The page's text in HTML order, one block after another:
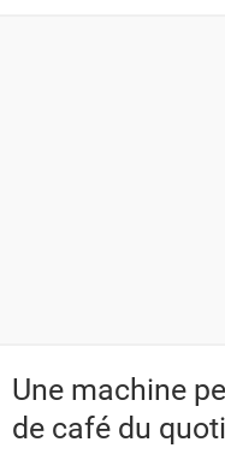
Une machine
de café du